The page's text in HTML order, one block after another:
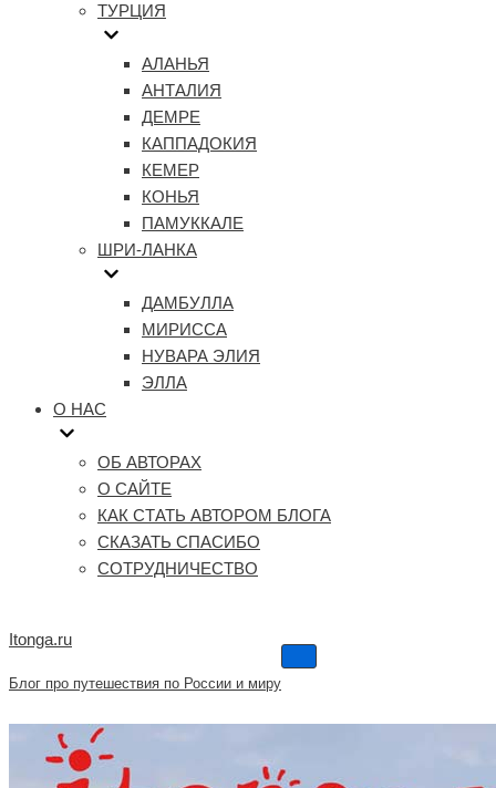
ТУРЦИЯ
АЛАНЬЯ
АНТАЛИЯ
ДЕМРЕ
КАППАДОКИЯ
КЕМЕР
КОНЬЯ
ПАМУККАЛЕ
ШРИ-ЛАНКА
ДАМБУЛЛА
МИРИССА
НУВАРА ЭЛИЯ
ЭЛЛА
О НАС
ОБ АВТОРАХ
О САЙТЕ
КАК СТАТЬ АВТОРОМ БЛОГА
СКАЗАТЬ СПАСИБО
СОТРУДНИЧЕСТВО
Itonga.ru
Блог про путешествия по России и миру
Меню